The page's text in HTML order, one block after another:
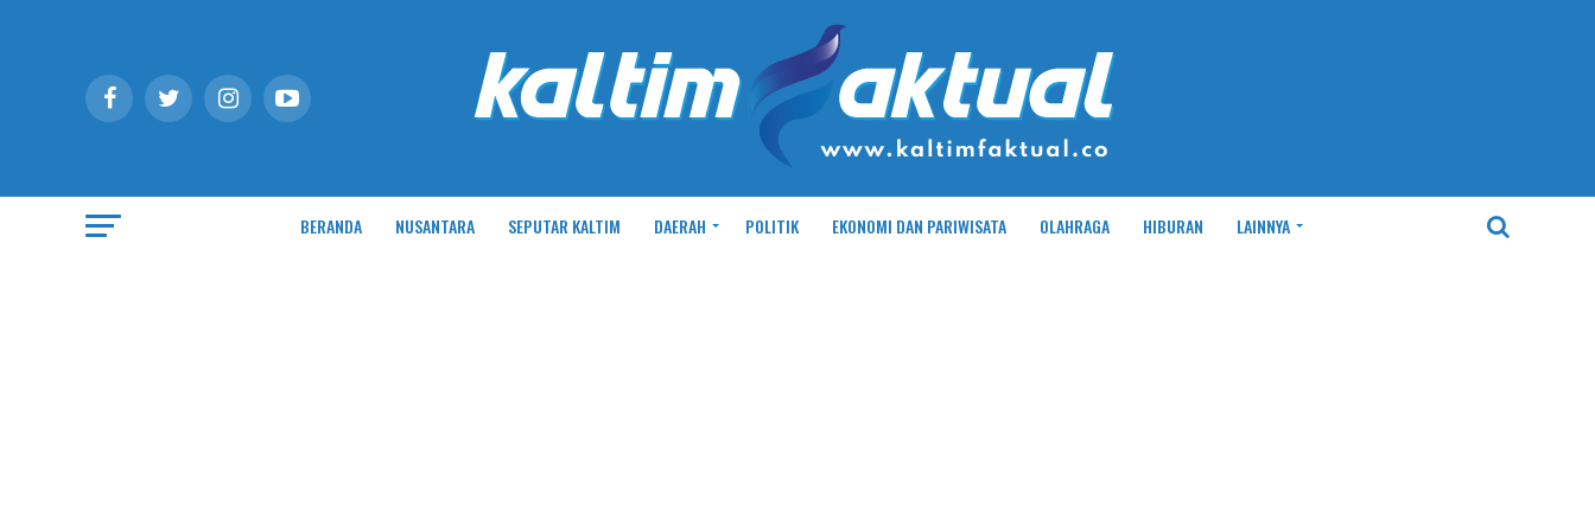
BERANDA NUSANTARA SEPUTAR KALTIM DAERAH POLITIK EKONOMI DAN PARIWISATA OLAHRAGA HIBURAN LAINNYA